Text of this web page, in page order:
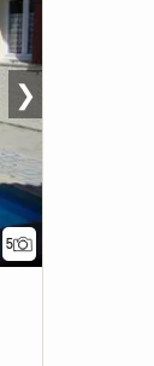
5
❯